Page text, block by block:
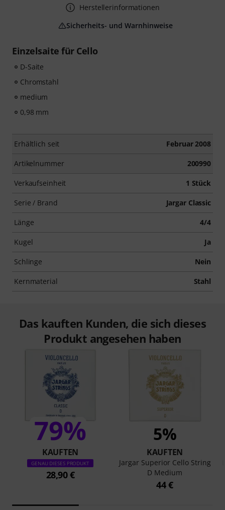
Einzelsaite für Cello
D-Saite
Chromstahl
medium
0,98 mm
Erhältlich seit Februar 2008
Artikelnummer 200990
Verkaufseinheit 1 Stück
Serie / Brand Jargar Classic
Länge 4/4
Kugel Ja
Schlinge Nein
Kernmaterial Stahl
Herstellerinformationen
Sicherheits- und Warnhinweise
Das kauften Kunden, die sich dieses
Produkt angesehen haben
79%
KAUFTEN
GENAU DIESES PRODUKT
28,90 €
5%
KAUFTEN
Jargar Superior Cello String
D Medium
44 €